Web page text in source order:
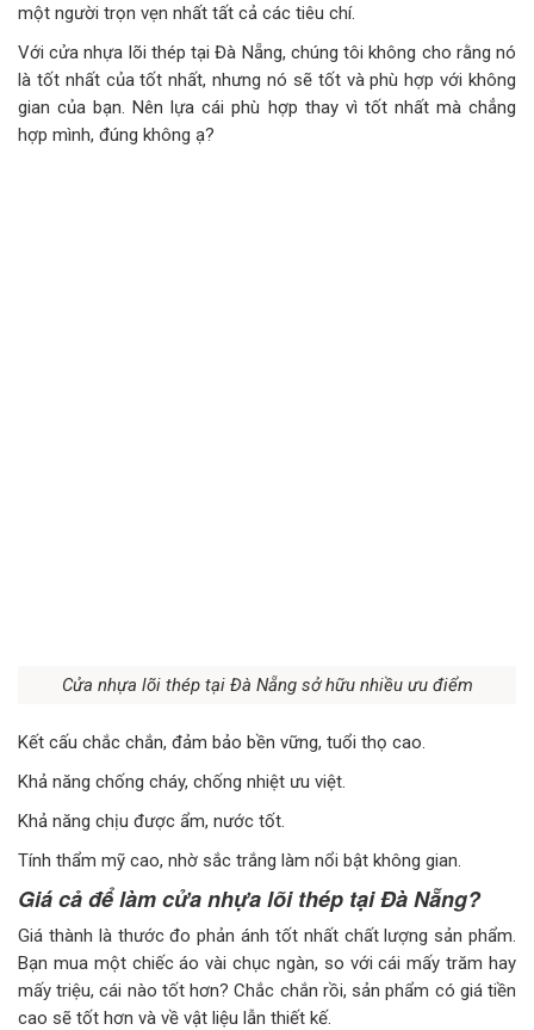
một người trọn vẹn nhất tất cả các tiêu chí.
Với cửa nhựa lõi thép tại Đà Nẵng, chúng tôi không cho rằng nó
là tốt nhất của tốt nhất, nhưng nó sẽ tốt và phù hợp với không
gian của bạn. Nên lựa cái phù hợp thay vì tốt nhất mà chẳng
hợp mình, đúng không ạ?
Cửa nhựa lõi thép tại Đà Nẵng sở hữu nhiều ưu điểm
Kết cấu chắc chắn, đảm bảo bền vững, tuổi thọ cao.
Khả năng chống cháy, chống nhiệt ưu việt.
Khả năng chịu được ẩm, nước tốt.
Tính thẩm mỹ cao, nhờ sắc trắng làm nổi bật không gian.
Giá cả để làm cửa nhựa lõi thép tại Đà Nẵng?
Giá thành là thước đo phản ánh tốt nhất chất lượng sản phẩm.
Bạn mua một chiếc áo vài chục ngàn, so với cái mấy trăm hay
mấy triệu, cái nào tốt hơn? Chắc chắn rồi, sản phẩm có giá tiền
cao sẽ tốt hơn và về vật liệu lẫn thiết kế.